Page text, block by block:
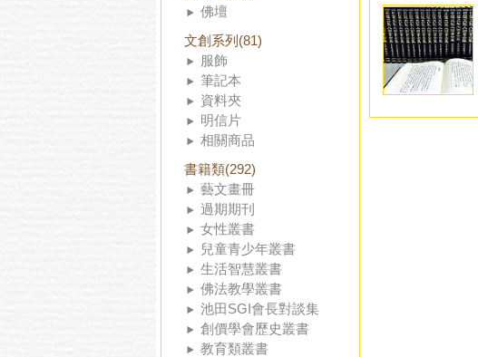
佛壇
文創系列(81)
服飾
筆記本
資料夾
明信片
相關商品
書籍類(292)
藝文畫冊
過期期刊
女性叢書
兒童青少年叢書
生活智慧叢書
佛法教學叢書
池田SGI會長對談集
創價學會歷史叢書
教育類叢書